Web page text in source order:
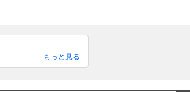
もっと見る